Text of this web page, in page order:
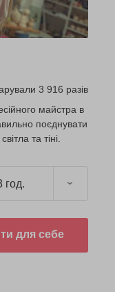
3 916 разів
майстра в
поєднувати
та тіні.
год.
для себе